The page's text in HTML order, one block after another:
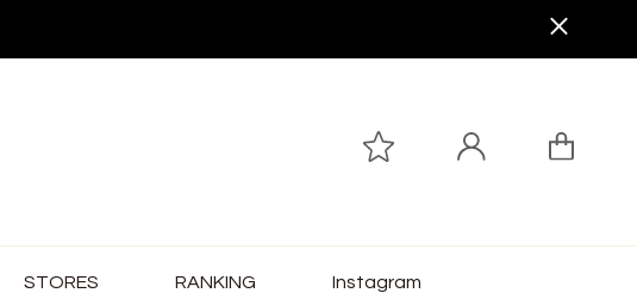
STORES RANKING Instagram